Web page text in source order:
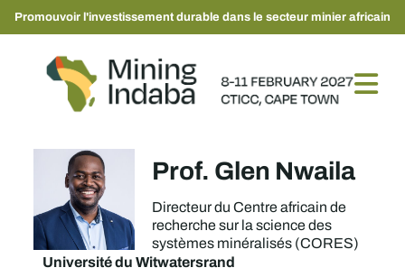
Promouvoir l'investissement durable dans le secteur minier africain
Prof. Glen Nwaila
Directeur du Centre africain de
recherche sur la science des
systèmes minéralisés (CORES)
Université du Witwatersrand